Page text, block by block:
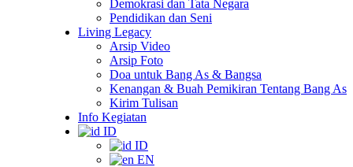
Demokrasi dan Tata Negara
Pendidikan dan Seni
Living Legacy
Arsip Video
Arsip Foto
Doa untuk Bang As & Bangsa
Kenangan & Buah Pemikiran Tentang Bang As
Kirim Tulisan
Info Kegiatan
ID
ID
EN